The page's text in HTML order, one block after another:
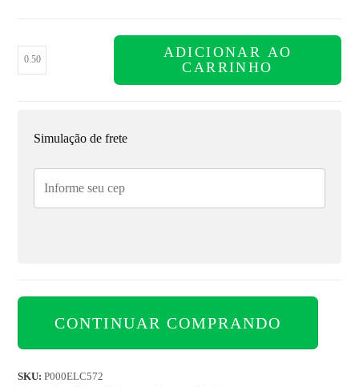
ADICIONAR AO
CARRINHO
Simulação de frete
CONTINUAR COMPRANDO
SKU:P000ELC572